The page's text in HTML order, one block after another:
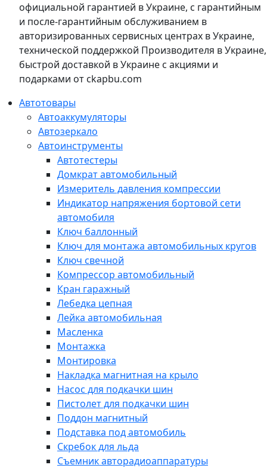
официальной гарантией в Украине, с гарантийным
и после-гарантийным обслуживанием в
авторизированных сервисных центрах в Украине,
технической поддержкой Производителя в Украине,
быстрой доставкой в Украине с акциями и
подарками от ckapbu.com
Автотовары
Автоаккумуляторы
Автозеркало
Автоинструменты
Автотестеры
Домкрат автомобильный
Измеритель давления компрессии
Индикатор напряжения бортовой сети
автомобиля
Ключ баллонный
Ключ для монтажа автомобильных кругов
Ключ свечной
Компрессор автомобильный
Кран гаражный
Лебедка цепная
Лейка автомобильная
Масленка
Монтажка
Монтировка
Накладка магнитная на крыло
Насос для подкачки шин
Пистолет для подкачки шин
Поддон магнитный
Подставка под автомобиль
Скребок для льда
Съемник авторадиоаппаратуры